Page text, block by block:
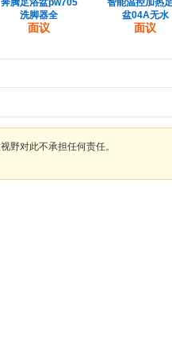
奔腾足浴盆pw705
洗脚器全
面议
智能温控加热
盆04A无水
面议
野对此不承担任何责任。